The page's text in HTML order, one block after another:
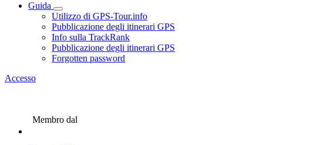
Guida
Utilizzo di GPS-Tour.info
Pubblicazione degli itinerari GPS
Info sulla TrackRank
Pubblicazione degli itinerari GPS
Forgotten password
Accesso
Membro dal